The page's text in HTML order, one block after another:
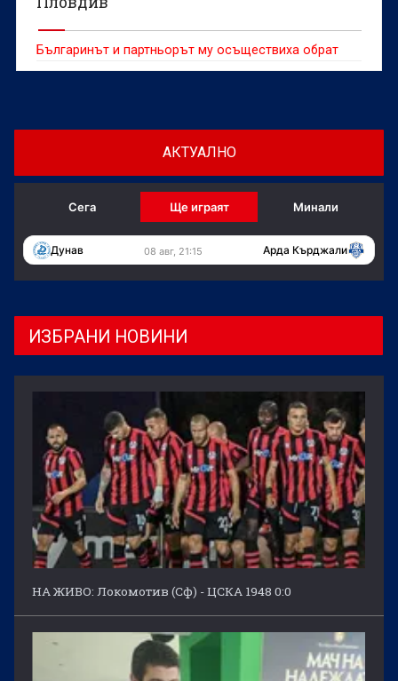
Българинът и партньорът му осъществиха обрат
АКТУАЛНО
Сега Ще играят Минали
Дунав 08 авг, 21:15 Арда Кърджали
ИЗБРАНИ НОВИНИ
НА ЖИВО: Локомотив (Сф) - ЦСКА 1948 0:0